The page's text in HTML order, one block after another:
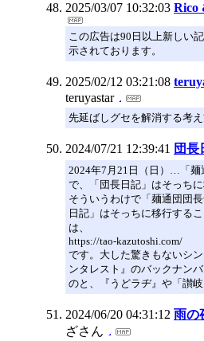
2025/03/07 10:32:03 Rico
この広告は90日以上新しい
示されております。
2025/02/12 03:21:08
teruyastar
先延ばしグセを解消する考
2024/07/21 12:39:41 団長
2024年7月21日（日）…「麺
で、「団長日記」はそっちに
そういうわけで「麺通団団
日記」はそっちに移行する
は、
https://tao-kazutoshi.com/
です。大した驚きもないシ
ンタレスト』のバックナン
のと、『うどラヂ』や「讃
2024/06/20 04:31:12 雨の
ざさん